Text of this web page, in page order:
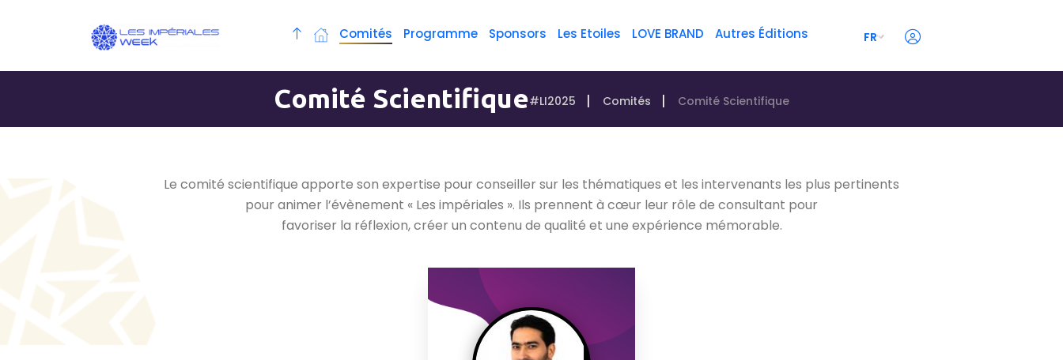
Comités Programme Sponsors Les Etoiles LOVE BRAND Autres Éditions FR
Comité Scientifique#LI2025 Comités Comité Scientifique
Le comité scientifique apporte son expertise pour conseiller sur les thématiques et les intervenants les plus pertinents
pour animer l’évènement « Les impériales ». Ils prennent à cœur leur rôle de consultant pour
favoriser la réflexion, créer un contenu de qualité et une expérience mémorable.